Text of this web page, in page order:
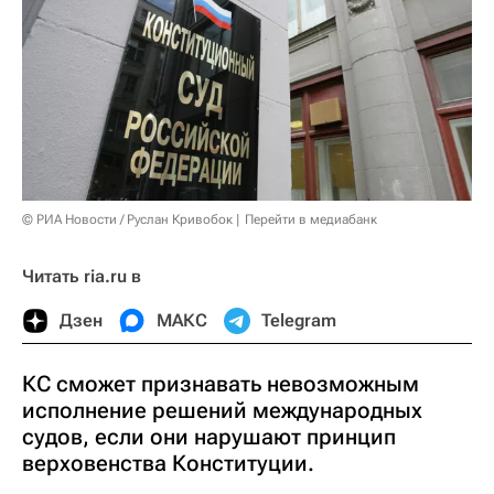
© РИА Новости / Руслан Кривобок Перейти в медиабанк
Читать ria.ru в
Дзен МАКС Telegram
КС сможет признавать невозможным
исполнение решений международных
судов, если они нарушают принцип
верховенства Конституции.